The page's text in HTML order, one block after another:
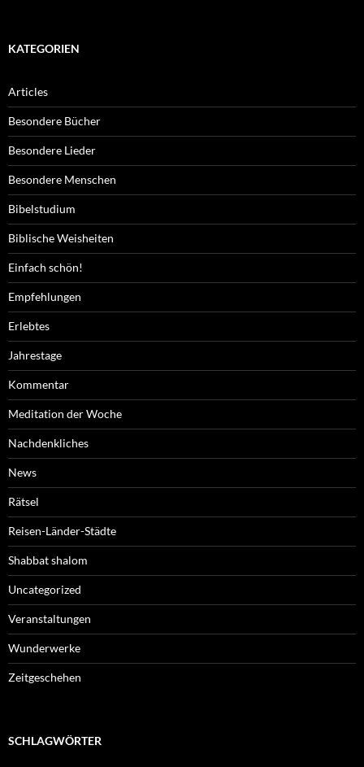
KATEGORIEN
Articles
Besondere Bücher
Besondere Lieder
Besondere Menschen
Bibelstudium
Biblische Weisheiten
Einfach schön!
Empfehlungen
Erlebtes
Jahrestage
Kommentar
Meditation der Woche
Nachdenkliches
News
Rätsel
Reisen-Länder-Städte
Shabbat shalom
Uncategorized
Veranstaltungen
Wunderwerke
Zeitgeschehen
SCHLAGWÖRTER